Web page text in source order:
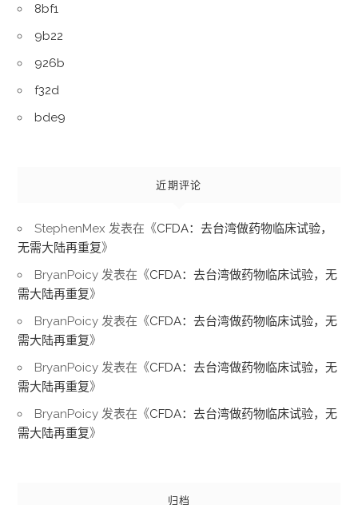
8bf1
9b22
926b
f32d
bde9
近期评论
StephenMex 发表在《CFDA：去台湾做药物临床试验，
无需大陆再重复》
BryanPoicy 发表在《CFDA：去台湾做药物临床试验，无
需大陆再重复》
BryanPoicy 发表在《CFDA：去台湾做药物临床试验，无
需大陆再重复》
BryanPoicy 发表在《CFDA：去台湾做药物临床试验，无
需大陆再重复》
BryanPoicy 发表在《CFDA：去台湾做药物临床试验，无
需大陆再重复》
归档